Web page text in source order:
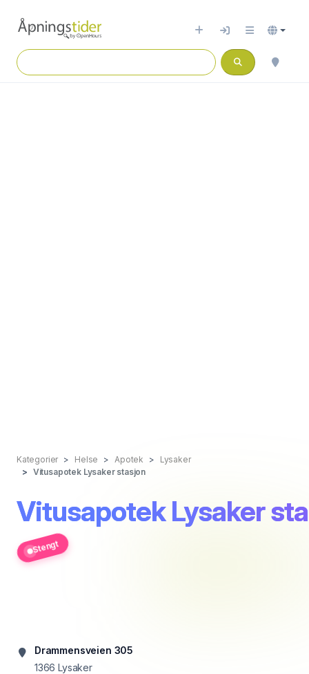
Kategorier Helse Apotek
Lysaker
Vitusapotek Lysaker stasjon
Vitusapotek Lysaker
Stengt
Drammensveien 305
1366 Lysaker